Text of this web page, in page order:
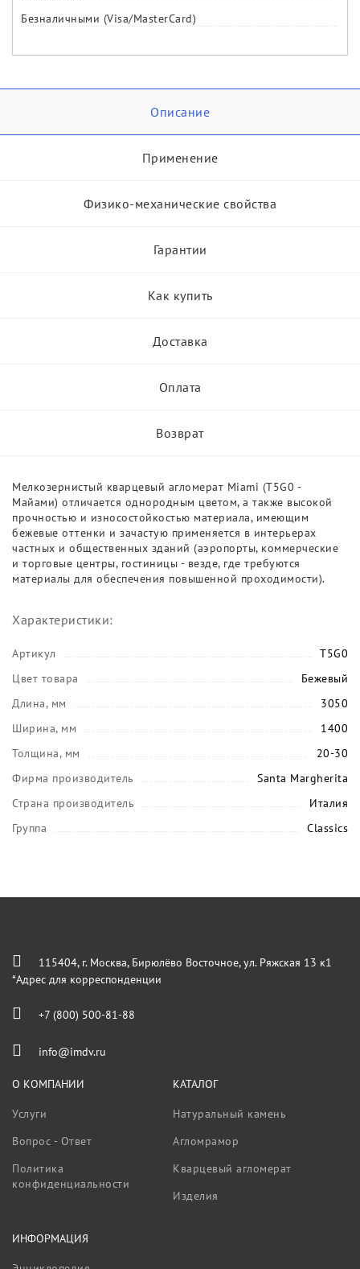
Безналичными (Visa/MasterCard)
Описание
Применение
Физико-механические свойства
Гарантии
Как купить
Доставка
Оплата
Возврат
Мелкозернистый кварцевый агломерат Miami (T5G0 -
Майами) отличается однородным цветом, а также высокой
прочностью и износостойкостью материала, имеющим
бежевые оттенки и зачастую применяется в интерьерах
частных и общественных зданий (аэропорты, коммерческие
и торговые центры, гостиницы - везде, где требуются
материалы для обеспечения повышенной проходимости).
Характеристики:
Артикул
T5G0
Цвет товара
Бежевый
Длина, мм
3050
Ширина, мм
1400
Толщина, мм
20-30
Фирма производитель
Santa Margherita
Страна производитель
Италия
Группа
Classics
115404, г. Москва, Бирюлёво Восточное, ул. Ряжская 13 к1
*Адрес для корреспонденции
+7 (800) 500-81-88
info@imdv.ru
О КОМПАНИИ
Услуги
Вопрос - Ответ
Политика
конфиденциальности
КАТАЛОГ
Натуральный камень
Агломрамор
Кварцевый агломерат
Изделия
ИНФОРМАЦИЯ